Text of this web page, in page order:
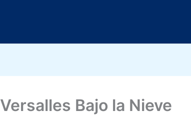
Versalles Bajo la Nieve